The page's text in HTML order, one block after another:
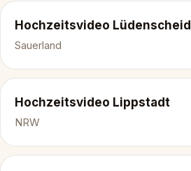
Hochzeitsvideo Lüdenscheid
Sauerland
Hochzeitsvideo Lippstadt
NRW